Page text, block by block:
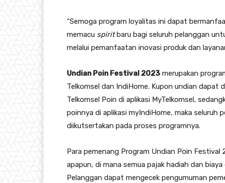
“Semoga program loyalitas ini dapat
memacu spiritbaru bagi seluruh pelanggan
melalui pemanfaatan inovasi produk dan
Undian Poin Festival 2023 merupakan
Telkomsel dan IndiHome. Kupon undian dapat
Telkomsel Poin di aplikasi MyTelkomsel,
poinnya di aplikasi myIndiHome, maka seluruh
diikutsertakan pada proses programnya.
Para pemenang Program Undian Poin
apapun, di mana semua pajak hadiah dan
Pelanggan dapat mengecek pengumuman